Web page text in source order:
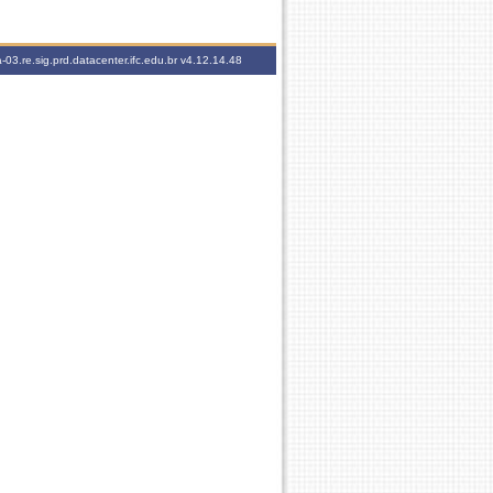
03.re.sig.prd.datacenter.ifc.edu.brv4.12.14.48